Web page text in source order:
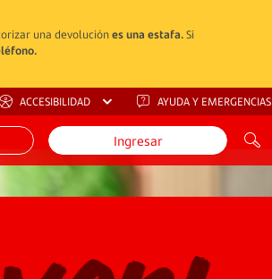
una devoluciónes una estafa.Si
ACCESIBILIDAD AYUDA Y EMERGENCIAS
Ingresar